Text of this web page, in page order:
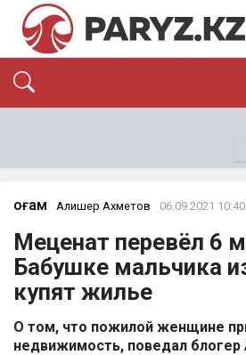
ЭКОНОМИКА
ОҚИҒА
News
Қоғам Алишер Ахметов 06.09.2021 10:40
Меценат перевёл 6
Бабушке мальчика
купят жилье
О том, что пожилой женщине
недвижимость, поведал